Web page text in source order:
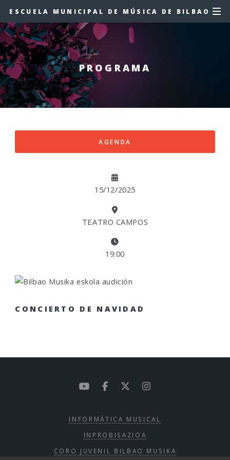
ESCUELA MUNICIPAL DE MÚSICA DE BILBAO
PROGRAMA
AGENDA
15/12/2025
TEATRO CAMPOS
19:00
CONCIERTO DE NAVIDAD
INFORMÁTICA MUSICAL
INPROBISAZIOA
CORO JUVENIL BILBAO MUSIKA